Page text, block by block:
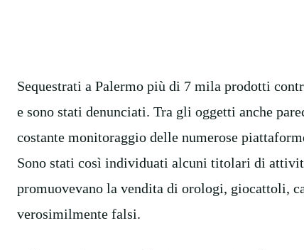
Sequestrati a Palermo più di 7 mila prodotti
e sono stati denunciati. Tra gli oggetti anche
costante monitoraggio delle numerose
Sono stati così individuati alcuni titolari di
promuovevano la vendita di orologi, giocattoli,
verosimilmente falsi.